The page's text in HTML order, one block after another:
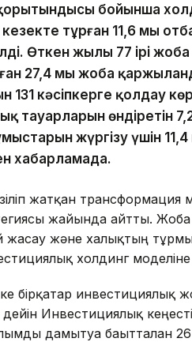
бойынша
кезекте тұрған 11,6 мың
Өткен жылы 77 ірі
27,4 мың жоба
131 кәсіпкерге қолдау
тауарларын өндіретін
жүргізу үшін
хабарламада.
жатқан трансформация
жайында айтты. Жоба
жасау және халықтың
холдинг
бірқатар инвестициялық
Инвестициялық
дамытуға бағытталған